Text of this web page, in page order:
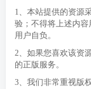
1、本站提供的资源
验；不得将上述内
用户自负。
2、如果您喜欢该资
的正版服务。
3、我们非常重视版